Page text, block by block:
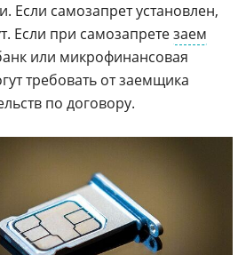
Если самозапрет установлен,
Если при самозапретезаем
или микрофинансовая
требовать от заемщика
по договору.